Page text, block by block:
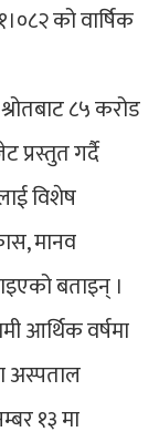
को वार्षिक
८५ करोड
गर्दै
विशेष
मानव
बताइन् ।
वर्षमा
अस्पताल
१३ मा